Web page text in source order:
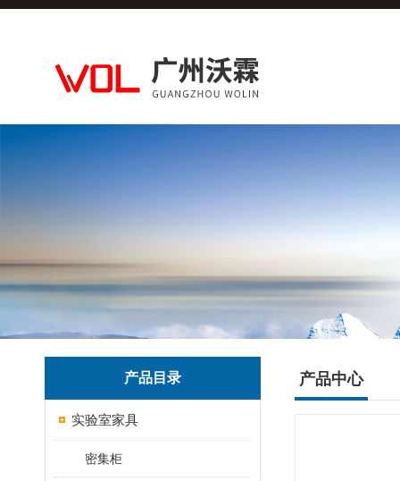
产品目录
实验室家具
密集柜
产品中心